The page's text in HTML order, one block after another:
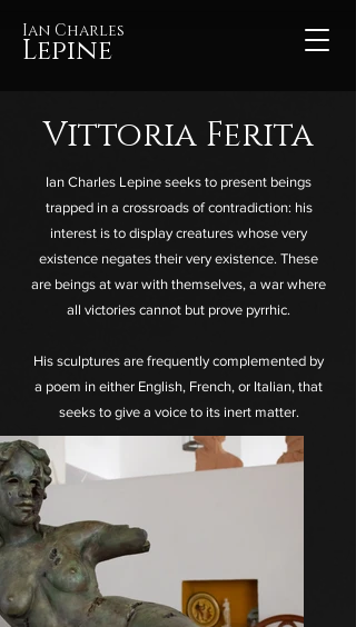
Lepine
Ian Charles
Vittoria Ferita
Ian Charles Lepine seeks to present beings
trapped in a crossroads of contradiction: his
interest is to display creatures whose very
existence negates their very existence. These
are beings at war with themselves, a war where
all victories cannot but prove pyrrhic.
His sculptures are frequently complemented by
a poem in either English, French, or Italian, that
seeks to give a voice to its inert matter.